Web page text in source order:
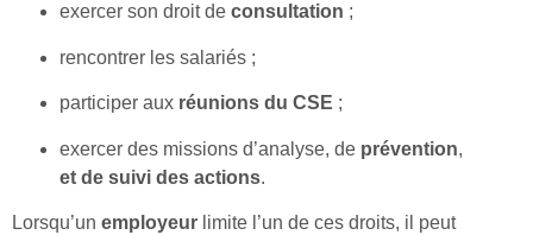
exercer son droit de consultation ;
rencontrer les salariés ;
participer aux réunions du CSE ;
exercer des missions d’analyse, de prévention,
et de suivi des actions.
Lorsqu’un employeur limite l’un de ces droits, il peut